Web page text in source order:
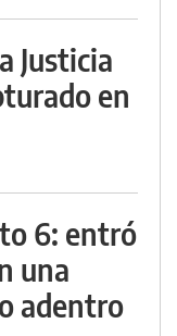
Justicia
en
6: entró
una
adentro